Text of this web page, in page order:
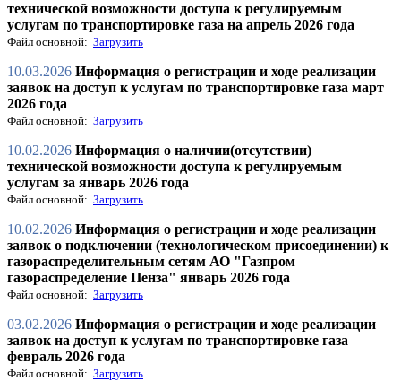
технической возможности доступа к регулируемым
услугам по транспортировке газа на апрель 2026 года
Файл основной: Загрузить
10.03.2026 Информация о регистрации и ходе реализации
заявок на доступ к услугам по транспортировке газа март
2026 года
Файл основной: Загрузить
10.02.2026 Информация о наличии(отсутствии)
технической возможности доступа к регулируемым
услугам за январь 2026 года
Файл основной: Загрузить
10.02.2026 Информация о регистрации и ходе реализации
заявок о подключении (технологическом присоединении) к
газораспределительным сетям АО "Газпром
газораспределение Пенза" январь 2026 года
Файл основной: Загрузить
03.02.2026 Информация о регистрации и ходе реализации
заявок на доступ к услугам по транспортировке газа
февраль 2026 года
Файл основной: Загрузить